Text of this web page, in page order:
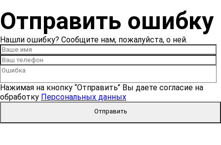
Отправить ошибку
Нашли ошибку? Сообщите нам, пожалуйста, о ней.
Нажимая на кнопку “Отправить” Вы даете согласие на
обработку Персональных данных
Отправить